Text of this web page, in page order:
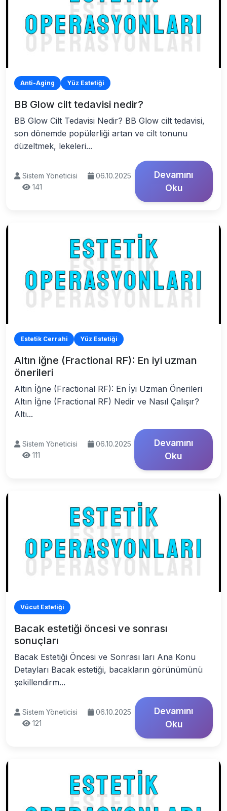
Anti-Aging Yüz Estetiği
BB Glow cilt tedavisi nedir?
BB Glow Cilt Tedavisi Nedir? BB Glow cilt tedavisi,
son dönemde popülerliği artan ve cilt tonunu
düzeltmek, lekeleri...
Sistem Yöneticisi
06.10.2025
141
Devamını
Oku
Estetik Cerrahi Yüz Estetiği
Altın iğne (Fractional RF): En iyi uzman
önerileri
Altın İğne (Fractional RF): En İyi Uzman Önerileri
Altın İğne (Fractional RF) Nedir ve Nasıl Çalışır?
Altı...
Sistem Yöneticisi
06.10.2025
111
Devamını
Oku
Vücut Estetiği
Bacak estetiği öncesi ve sonrası
sonuçları
Bacak Estetiği Öncesi ve Sonrası ları Ana Konu
Detayları Bacak estetiği, bacakların görünümünü
şekillendirm...
Sistem Yöneticisi
06.10.2025
121
Devamını
Oku